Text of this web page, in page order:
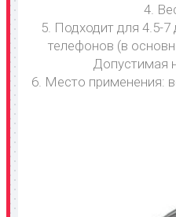
4.
5. Подходит для 4.5-
телефонов (в
Допустимая
6. Место применения: